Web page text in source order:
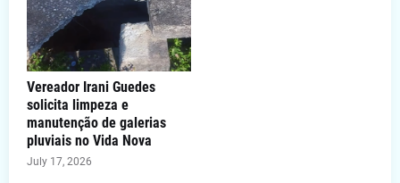
Vereador Irani Guedes
solicita limpeza e
manutenção de galerias
pluviais no Vida Nova
July 17, 2026